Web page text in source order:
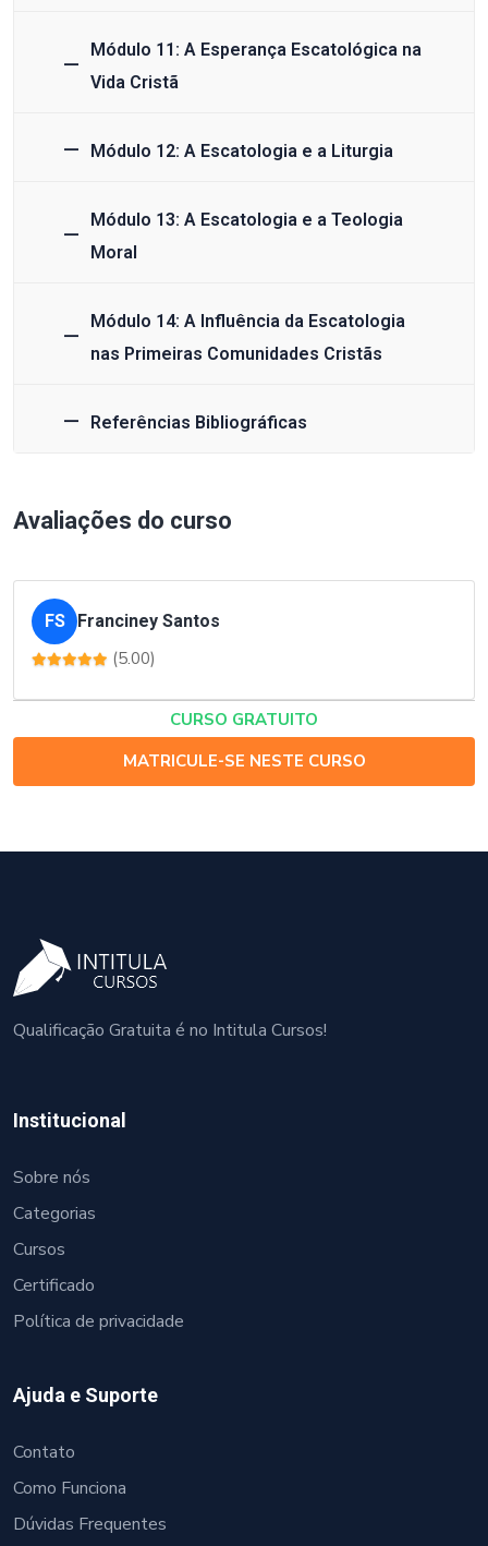
Módulo 11: A Esperança Escatológica na
Vida Cristã
Módulo 12: A Escatologia e a Liturgia
Módulo 13: A Escatologia e a Teologia
Moral
Módulo 14: A Influência da Escatologia
nas Primeiras Comunidades Cristãs
Referências Bibliográficas
Avaliações do curso
FS Franciney Santos
(5.00)
CURSO GRATUITO
MATRICULE-SE NESTE CURSO
Qualificação Gratuita é no Intitula Cursos!
Institucional
Sobre nós
Categorias
Cursos
Certificado
Política de privacidade
Ajuda e Suporte
Contato
Como Funciona
Dúvidas Frequentes